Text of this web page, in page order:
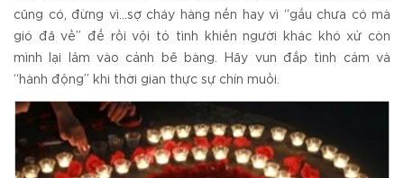
cũng có, đừng vì...sợ cháy hàng nến hay vì “gấu chưa có mà
gió đã về” để rồi vội tỏ tình khiến người khác khó xử còn
mình lại lâm vào cảnh bẽ bàng. Hãy vun đắp tình cảm và
“hành động” khi thời gian thực sự chín muồi.